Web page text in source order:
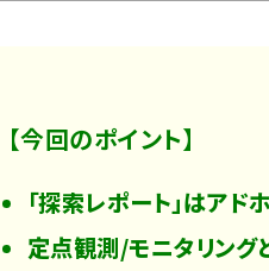
【今回のポイント】
「探索レポート」はアド
定点観測/モニタリング